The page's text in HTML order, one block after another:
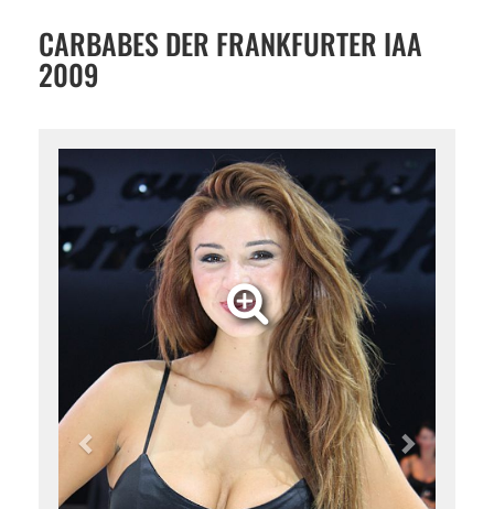
CARBABES DER FRANKFURTER IAA
2009